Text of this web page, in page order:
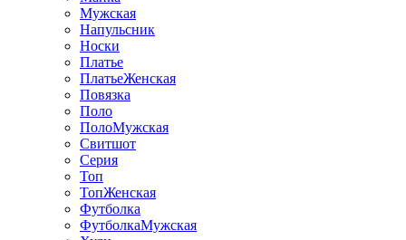
Мужская
Напульсник
Носки
Платье
ПлатьеЖенская
Повязка
Поло
ПолоМужская
Свитшот
Серия
Топ
ТопЖенская
Футболка
ФутболкаМужская